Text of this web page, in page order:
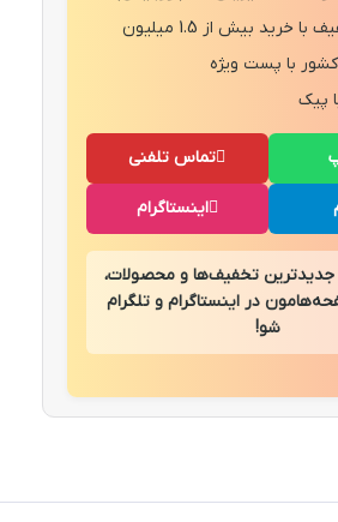
خرید بیش از 1.5 میلیون
با پست ویژه
پیک
تماس تلفنی
اینستاگرام
جدیدترین تخفیف‌ها و محصولات،
در اینستاگرام و تلگرام
شو!